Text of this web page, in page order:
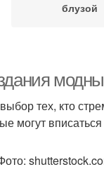
блузой
тех, кто
могут